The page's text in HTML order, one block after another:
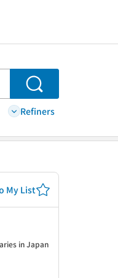
Search
Refiners
My List
in Japan